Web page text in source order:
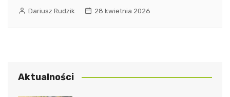
Dariusz Rudzik 28 kwietnia 2026
Aktualności